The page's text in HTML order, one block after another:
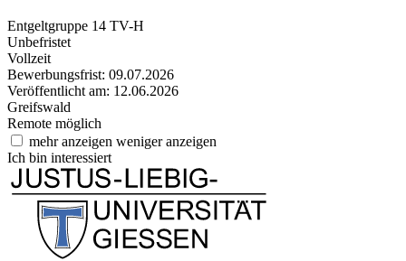
Entgeltgruppe 14 TV-H
Unbefristet
Vollzeit
Bewerbungsfrist: 09.07.2026
Veröffentlicht am: 12.06.2026
Greifswald
Remote möglich
mehr anzeigen weniger anzeigen
Ich bin interessiert